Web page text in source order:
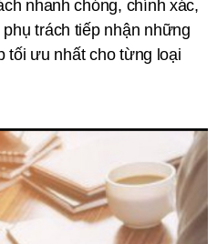
nhanh chóng, chính xác,
trách tiếp nhận những
tối ưu nhất cho từng loại